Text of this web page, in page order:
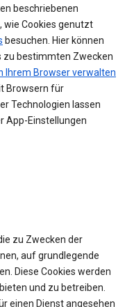
beschriebenen
wie Cookies genutzt
besuchen. Hier können
zu bestimmten Zwecken
Ihrem Browser verwalten
Browsern für
Technologien lassen
App-Einstellungen
zu Zwecken der
auf grundlegende
Diese Cookies werden
und zu betreiben.
einen Dienst angesehen